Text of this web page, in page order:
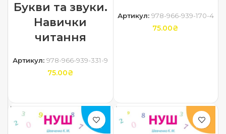
Букви та звуки.
Навички
читання
Артикул:978-966-939-331-9
75.00₴
Артикул: 978-966-939-170-4
75.00₴